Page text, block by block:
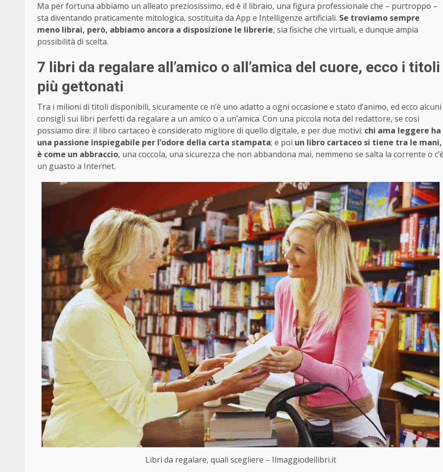
Ma per fortuna abbiamo un alleato preziosissimo, ed è il libraio, una figura professionale che – purtroppo –
sta diventando praticamente mitologica, sostituita da App e Intelligenze artificiali. Se troviamo sempre
meno librai, però, abbiamo ancora a disposizione le librerie, sia fisiche che virtuali, e dunque ampia
possibilità di scelta.
7 libri da regalare all’amico o all’amica del cuore, ecco i titoli
più gettonati
Tra i milioni di titoli disponibili, sicuramente ce n’è uno adatto a ogni occasione e stato d’animo, ed ecco alcuni
consigli sui libri perfetti da regalare a un amico o a un’amica. Con una piccola nota del redattore, se così
possiamo dire: il libro cartaceo è considerato migliore di quello digitale, e per due motivi: chi ama leggere ha
una passione inspiegabile per l’odore della carta stampata; e poi un libro cartaceo si tiene tra le mani,
è come un abbraccio, una coccola, una sicurezza che non abbandona mai, nemmeno se salta la corrente o
un guasto a Internet.
Libri da regalare, quali scegliere – Ilmaggiodeilibri.it